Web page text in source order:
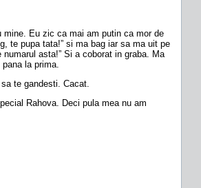
mine. Eu zic ca mai am putin ca mor de
te pupa tata!” si ma bag iar sa ma uit pe
asta!” Si a coborat in graba. Ma
la prima.
te gandesti. Cacat.
Rahova. Deci pula mea nu am